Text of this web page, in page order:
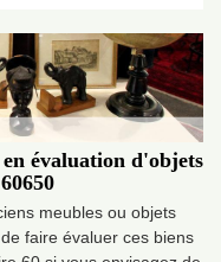
évaluation d'objets
meubles ou objets
faire évaluer ces biens